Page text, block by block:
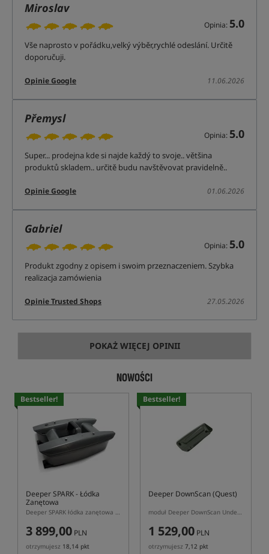
Miroslav
Opinia: 5.0
Vše naprosto v pořádku,velký výběr,rychlé odeslání. Určitě
doporučuji.
Opinie Google 11.06.2026
Přemysl
Opinia: 5.0
Super... prodejna kde si najde každý to svoje.. většina
produktů skladem.. určitě budu navštěvovat pravidelně..
Opinie Google 01.06.2026
Gabriel
Opinia: 5.0
Produkt zgodny z opisem i swoim przeznaczeniem. Szybka
realizacja zamówienia
Opinie Trusted Shops 27.05.2026
POKAŻ WIĘCEJ OPINII
NOWOŚCI
Bestseller!
Deeper SPARK- Łódka
Zanętowa
Deeper SPARK łódka zanętowa z GPS i sonarem CHIRP
3 899,00 PLN
otrzymujesz 18,14 pkt
Bestseller!
Deeper DownScan (Quest)
moduł Deeper DownScan Undervision dedykowany do łódki zanętowej Deeper QUEST.
1 529,00 PLN
otrzymujesz 7,12 pkt